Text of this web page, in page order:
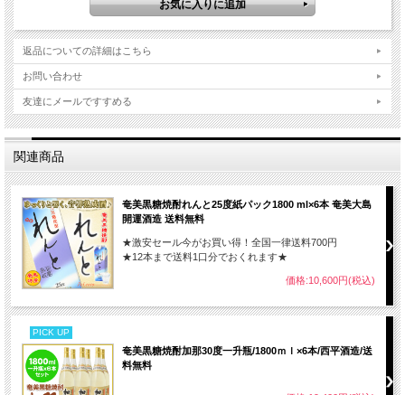
返品についての詳細はこちら
お問い合わせ
友達にメールですすめる
関連商品
奄美黒糖焼酎れんと25度紙パック1800 ml×6本 奄美大島
開運酒造 送料無料
★激安セール今がお買い得！全国一律送料700円
★12本まで送料1口分でおくれます★
価格:10,600円(税込)
PICK UP
奄美黒糖焼酎加那30度一升瓶/1800ｍｌ×6本/西平酒造/送
料無料